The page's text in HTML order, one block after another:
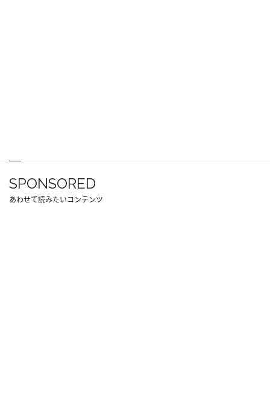
SPONSORED
あわせて読みたいコンテンツ